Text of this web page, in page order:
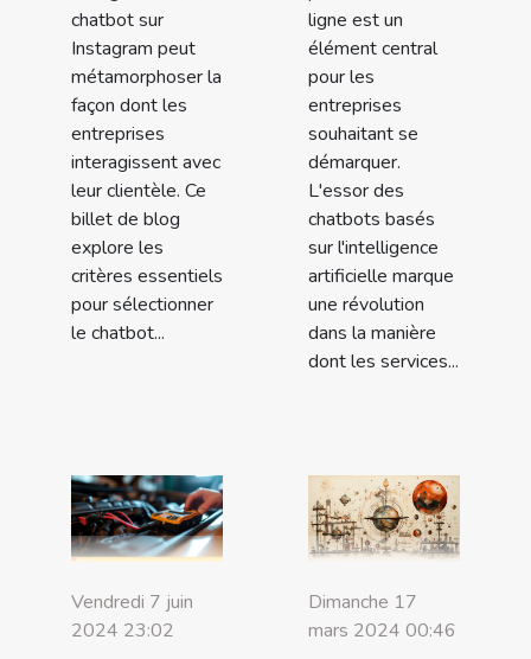
chatbot sur
Instagram peut
métamorphoser la
façon dont les
entreprises
interagissent avec
leur clientèle. Ce
billet de blog
explore les
critères essentiels
pour sélectionner
le chatbot...
ligne est un
élément central
pour les
entreprises
souhaitant se
démarquer.
L'essor des
chatbots basés
sur l'intelligence
artificielle marque
une révolution
dans la manière
dont les services...
Vendredi 7 juin
2024 23:02
Dimanche 17
mars 2024 00:46